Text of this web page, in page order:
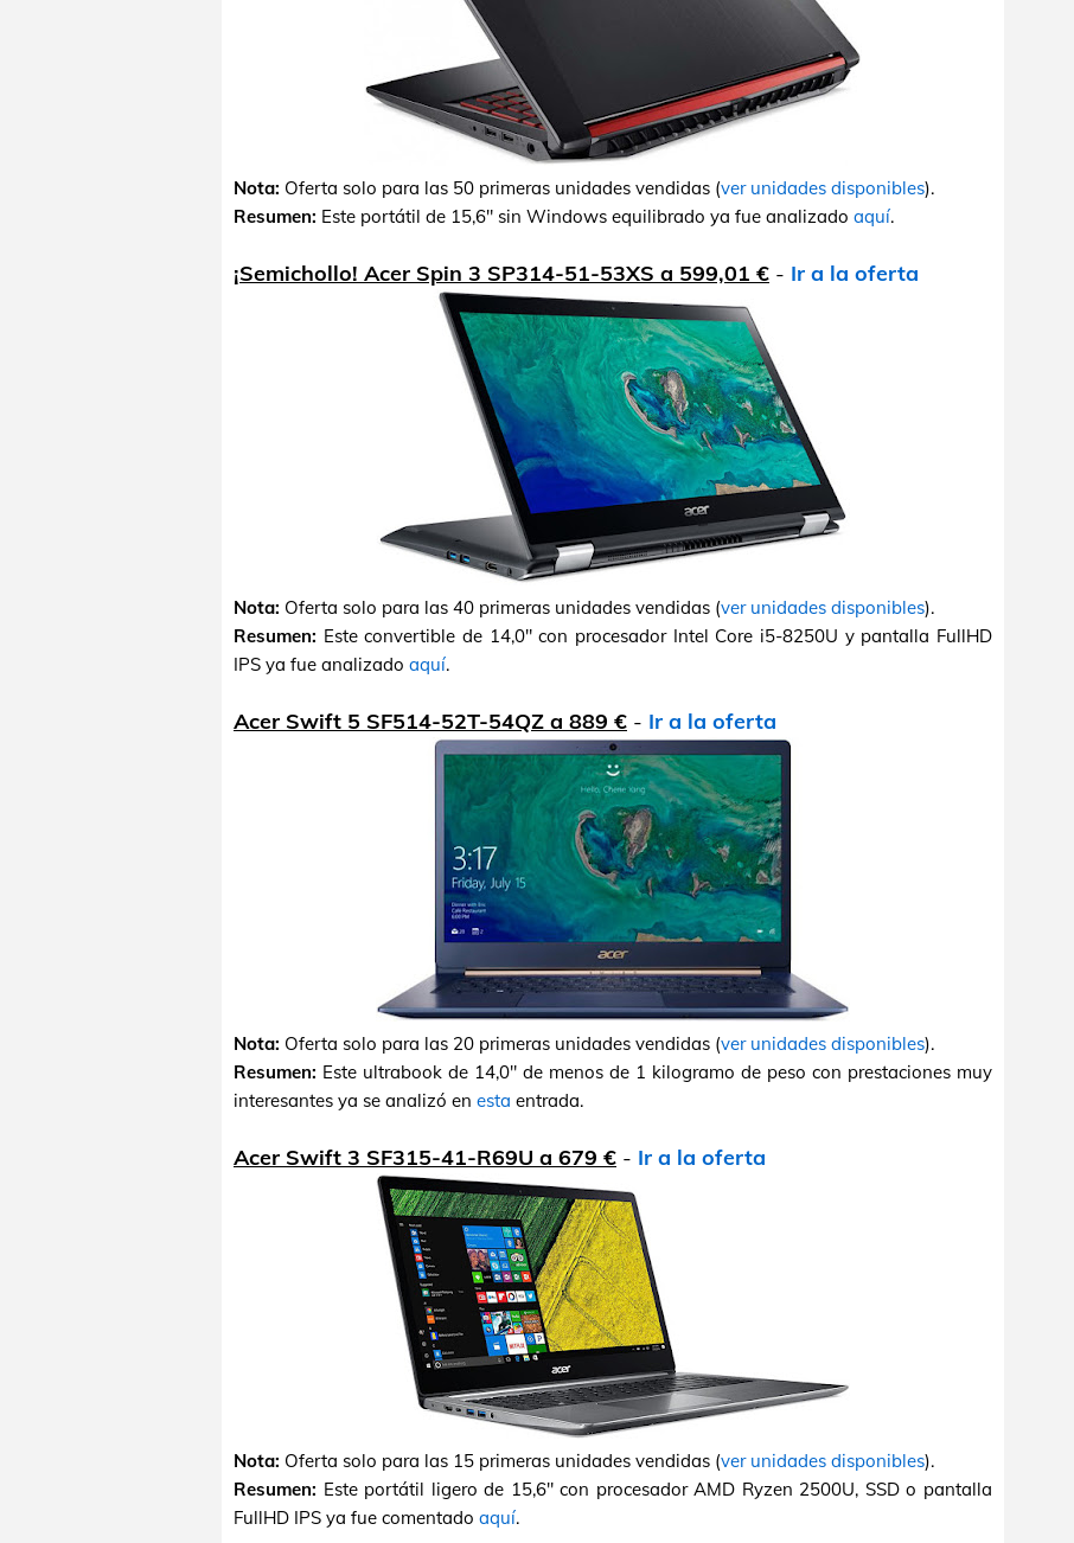
Nota: Oferta solo para las 50 primeras unidades vendidas (ver unidades disponibles).
Resumen: Este portátil de 15,6" sin Windows equilibrado ya fue analizado aquí.
¡Semichollo! Acer Spin 3 SP314-51-53XS a 599,01 € - Ir a la oferta
Nota: Oferta solo para las 40 primeras unidades vendidas (ver unidades disponibles).
Resumen: Este convertible de 14,0" con procesador Intel Core i5-8250U y pantalla FullHD
IPS ya fue analizado aquí.
Acer Swift 5 SF514-52T-54QZ a 889 € - Ir a la oferta
Nota: Oferta solo para las 20 primeras unidades vendidas (ver unidades disponibles).
Resumen: Este ultrabook de 14,0" de menos de 1 kilogramo de peso con prestaciones muy
interesantes ya se analizó en esta entrada.
Acer Swift 3 SF315-41-R69U a 679 € - Ir a la oferta
Nota: Oferta solo para las 15 primeras unidades vendidas (ver unidades disponibles).
Resumen: Este portátil ligero de 15,6" con procesador AMD Ryzen 2500U, SSD o pantalla
FullHD IPS ya fue comentado aquí.